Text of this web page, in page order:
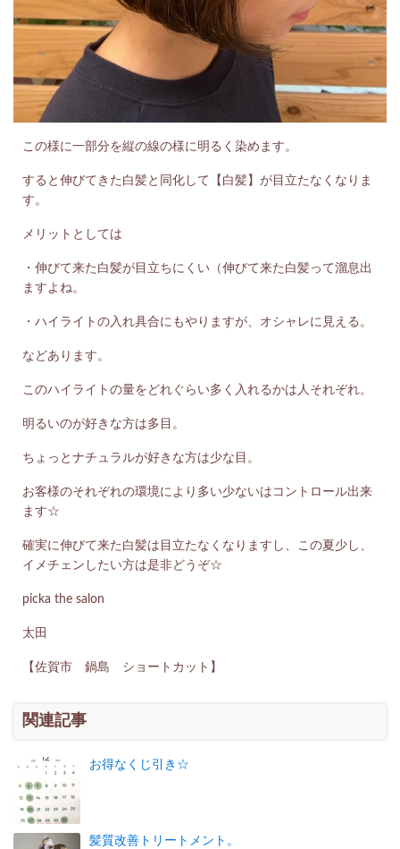
この様に一部分を縦の線の様に明るく染めます。
すると伸びてきた白髪と同化して【白髪】が目立たなくなりま
す。
メリットとしては
・伸びて来た白髪が目立ちにくい（伸びて来た白髪って溜息出
ますよね。
・ハイライトの入れ具合にもやりますが、オシャレに見える。
などあります。
このハイライトの量をどれぐらい多く入れるかは人それぞれ。
明るいのが好きな方は多目。
ちょっとナチュラルが好きな方は少な目。
お客様のそれぞれの環境により多い少ないはコントロール出来
ます☆
確実に伸びて来た白髪は目立たなくなりますし、この夏少し、
イメチェンしたい方は是非どうぞ☆
picka the salon
太田
【佐賀市 鍋島 ショートカット】
関連記事
お得なくじ引き☆
髪質改善トリートメント。